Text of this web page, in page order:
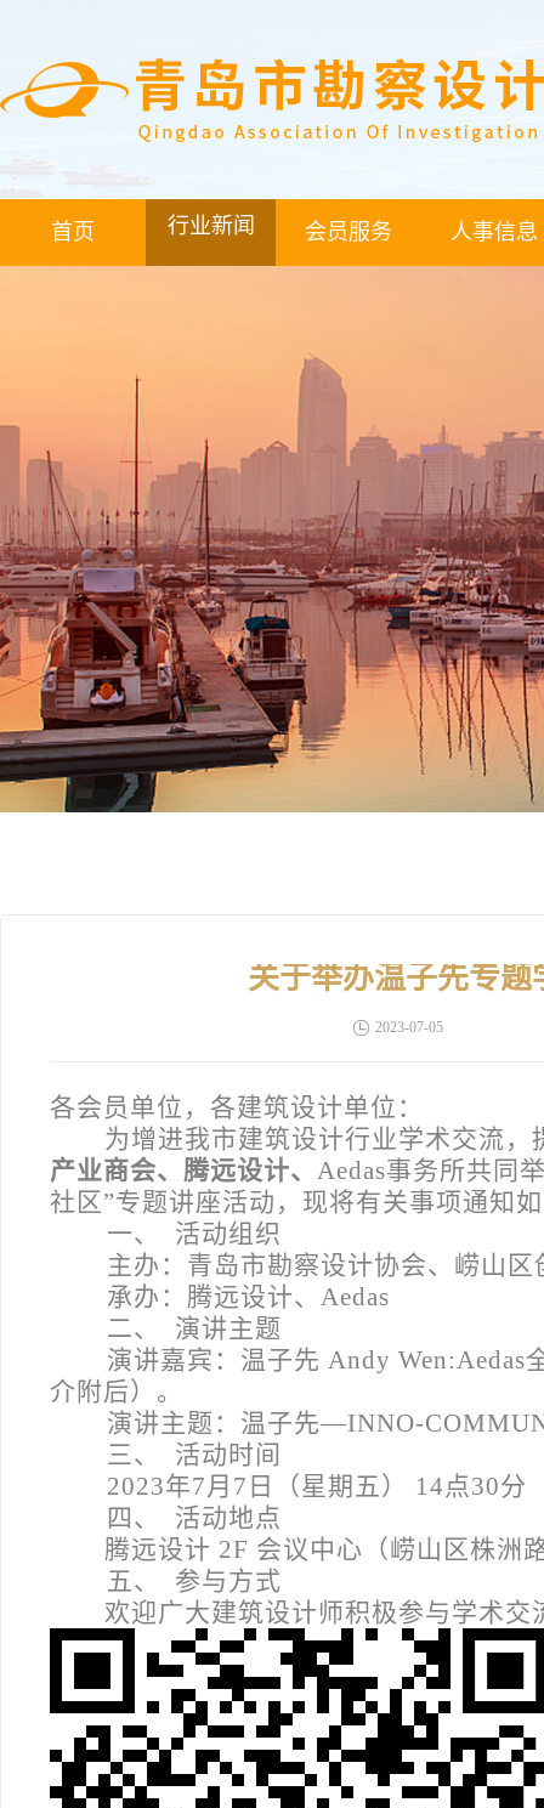
首页 行业新闻 会员服务 人事信息
关于举办温子先专
2023-07-05
各会员单位，各建筑设计单位：
为增进我市建筑设计行业学术交流
产业商会、腾远设计、 Aedas事务所共同
社区”专题讲座活动，现将有关事项通知
一、
活动组织
主办：青岛市勘察设计协会、崂山
承办：腾远设计、Aedas
二、
演讲主题
演讲嘉宾：温子先 Andy
介附后）。
演讲主题：温子先—INNO-
三、
活动时间
2023年7月7日（星期五） 14点30分
四、
活动地点
腾远设计 2F 会议中心（崂山区株洲
五、
参与方式
欢迎广大建筑设计师积极参与学术